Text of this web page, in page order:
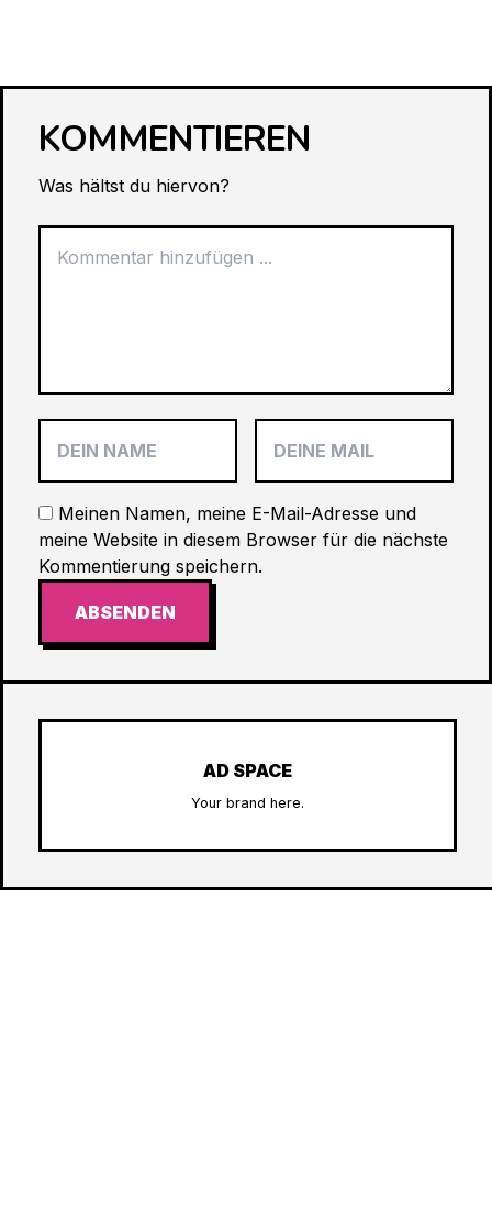
KOMMENTIEREN
Was hältst du hiervon?
Meinen Namen, meine E-Mail-Adresse und
meine Website in diesem Browser für die nächste
Kommentierung speichern.
ABSENDEN
AD SPACE
Your brand here.